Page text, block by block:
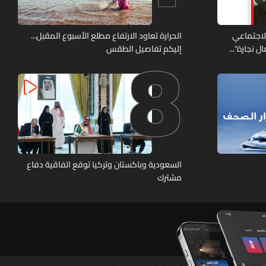
نجارة"...
الحرارة تعاود الارتفاع مطلع الأسبوع المقبل...
إليكم تفاصيل الطقس
8
السعودية وباكستان وتركيا توقع اتفاقية دفاع
مشترك